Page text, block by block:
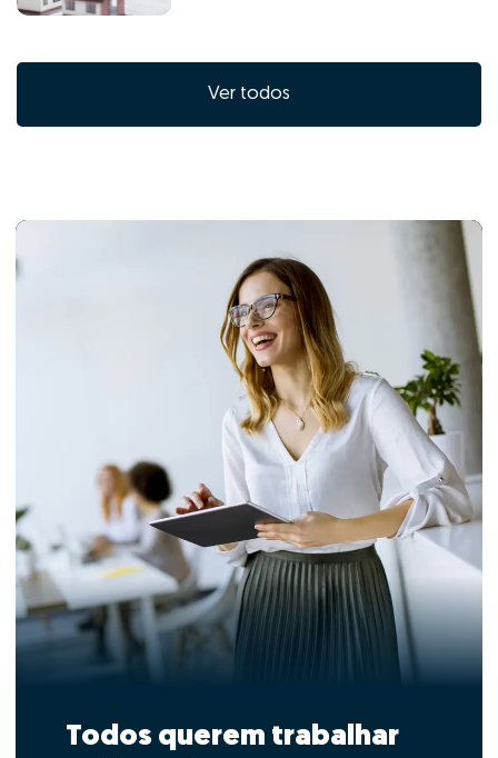
Ver todos
Todos querem trabalhar